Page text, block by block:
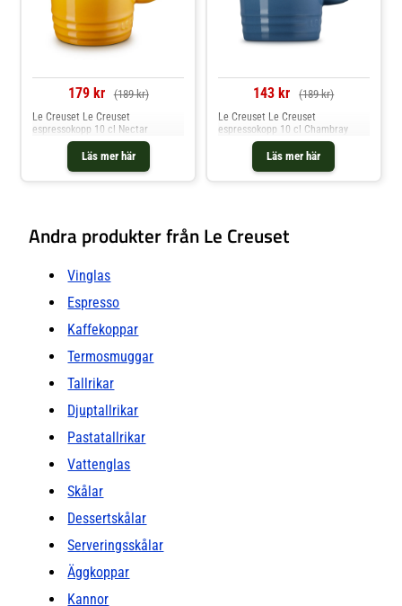
179 kr (189 kr)
Läs mer här
Le Creuset Le Creuset
espressokopp 10 cl Nectar
143 kr (189 kr)
Läs mer här
Le Creuset Le Creuset
espressokopp 10 cl Chambray
Andra produkter från Le Creuset
Vinglas
Espresso
Kaffekoppar
Termosmuggar
Tallrikar
Djuptallrikar
Pastatallrikar
Vattenglas
Skålar
Dessertskålar
Serveringsskålar
Äggkoppar
Kannor